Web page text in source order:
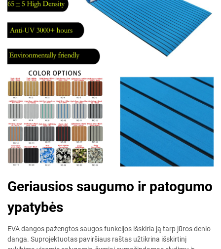
Geriausios saugumo ir patogumo
ypatybės
EVA dangos pažengtos saugos funkcijos išskiria ją tarp jūros denio
danga. Suprojektuotas paviršiaus raštas užtikrina išskirtinį